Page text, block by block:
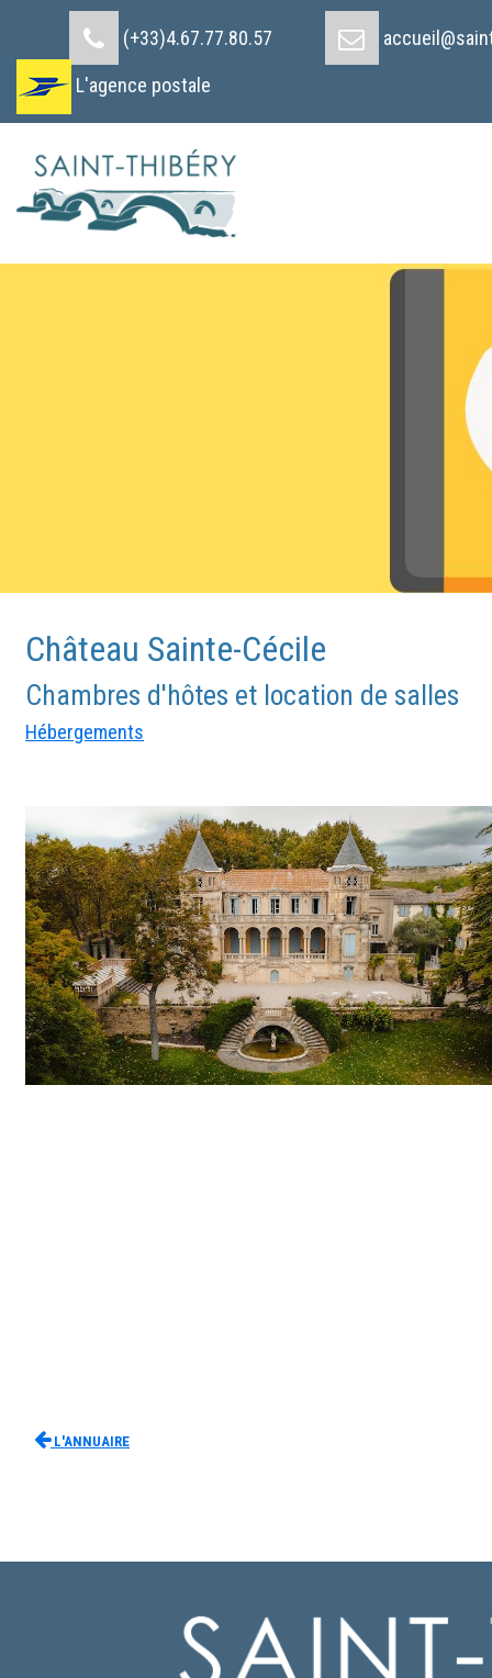
(+33)4.67.77.80.57
L'agence postale
Château Sainte-Cécile
Chambres d'hôtes et location de salles
Hébergements
L'Annuaire
Cookies management panel